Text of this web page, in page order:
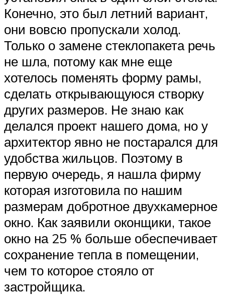
Конечно, это был летний вариант,
они вовсю пропускали холод.
Только о замене стеклопакета речь
не шла, потому как мне еще
хотелось поменять форму рамы,
сделать открывающуюся створку
других размеров. Не знаю как
делался проект нашего дома, но у
архитектор явно не постарался для
удобства жильцов. Поэтому в
первую очередь, я нашла фирму
которая изготовила по нашим
размерам добротное двухкамерное
окно. Как заявили оконщики, такое
окно на 25 % больше обеспечивает
сохранение тепла в помещении,
чем то которое стояло от
застройщика.